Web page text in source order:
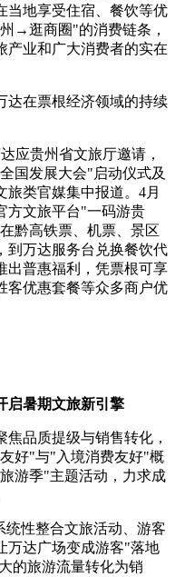
当地享受住宿、餐饮等优
→逛商圈"的消费链条，
产业和广大消费者的实在
达在票根经济领域的持续
应贵州省文旅厅邀请，
国发展大会"启动仪式及
类官媒集中报道。4月
方文旅平台"一码游贵
黔高铁票、机票、景区
到万达服务台兑换餐饮代
出普惠福利，凭票根可享
客优惠套餐等众多商户优
启暑期文旅新引擎
品质提级与销售转化，
好"与"入境消费友好"概
游季"主题活动，力求成
性整合文旅活动、游客
万达广场变成游客"落地
的旅游流量转化为销